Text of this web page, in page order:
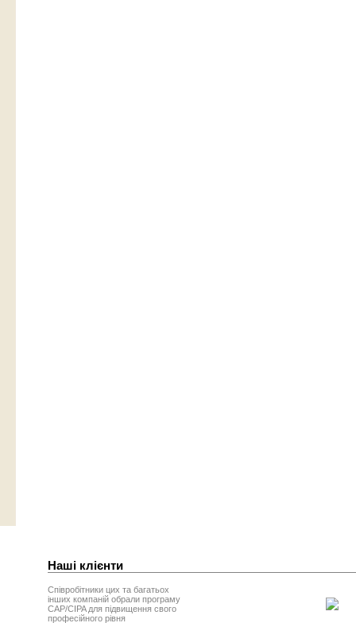
Наші клієнти
Співробітники цих та багатьох
інших компаній обрали програму
CAP/CIPA для підвищення свого
професійного рівня